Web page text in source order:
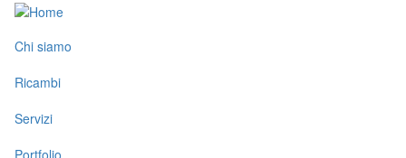
Salta
contenuto
menu
Chi siamo
Ricambi
Servizi
Portfolio